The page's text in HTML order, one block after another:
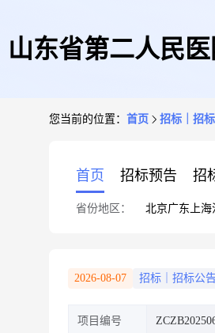
山东省第二人民
您当前的位置： 首页 招标｜招
首页 招标预告 招
省份地区： 北京广东 上海
2026-08-07 招标｜招标公
项目编号